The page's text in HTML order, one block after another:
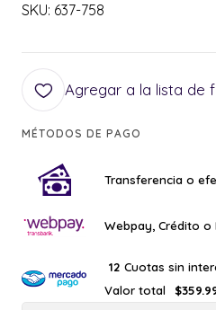
SKU: 637-758
Agregar a la lista de
MÉTODOS DE PAGO
Transferencia o
Webpay, Crédito o
12 Cuotas sin
Valor total